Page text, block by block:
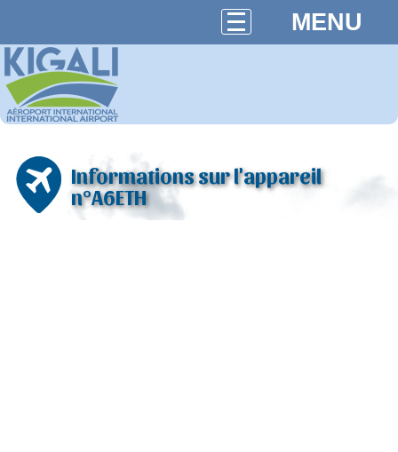
MENU
Informations sur l'appareil
n°A6ETH